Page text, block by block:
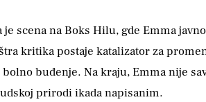
je scena na Boks Hilu, gde Emma
kritika postaje katalizator za
buđenje. Na kraju, Emma nije
prirodi ikada napisanim.